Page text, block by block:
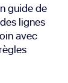
guide de
lignes
avec